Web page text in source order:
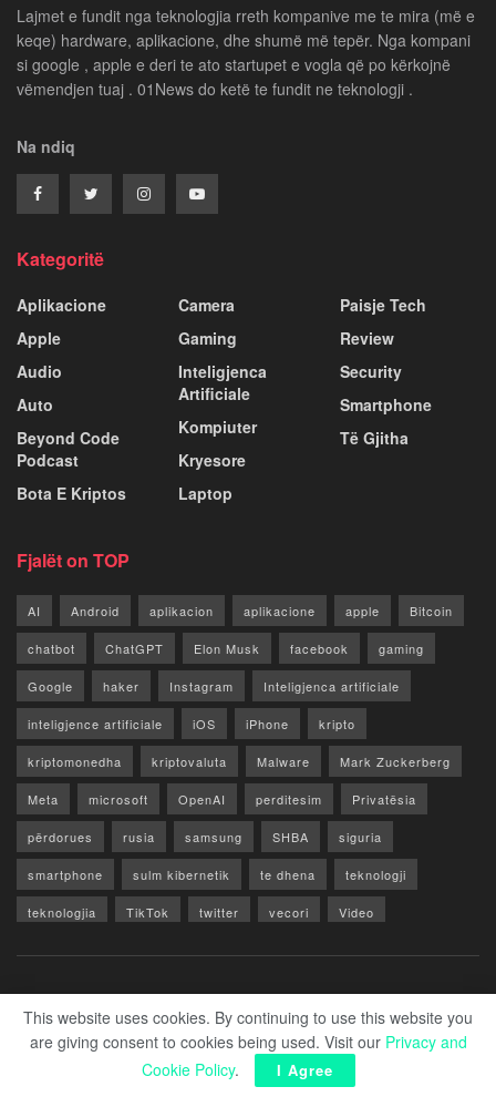
Lajmet e fundit nga teknologjia rreth kompanive me te mira (më e
keqe) hardware, aplikacione, dhe shumë më tepër. Nga kompani
si google , apple e deri te ato startupet e vogla që po kërkojnë
vëmendjen tuaj . 01News do ketë te fundit ne teknologji .
Na ndiq
Kategoritë
Aplikacione
Apple
Audio
Auto
Beyond Code
Podcast
Bota E Kriptos
Camera
Gaming
Inteligjenca
Artificiale
Kompiuter
Kryesore
Laptop
Paisje Tech
Review
Security
Smartphone
Të Gjitha
Fjalët on TOP
AI Android aplikacion aplikacione apple Bitcoin
chatbot ChatGPT Elon Musk facebook gaming
Google haker Instagram Inteligjenca artificiale
inteligjence artificiale iOS iPhone kripto
kriptomonedha kriptovaluta Malware Mark Zuckerberg
Meta microsoft OpenAI perditesim Privatësia
përdorues rusia samsung SHBA siguria
smartphone sulm kibernetik te dhena teknologji
teknologjia TikTok twitter vecori Video
© 2026 Zero1.al - Part of techzero1.com
This website uses cookies. By continuing to use this website you
are giving consent to cookies being used. Visit our Privacy and
Cookie Policy. I Agree